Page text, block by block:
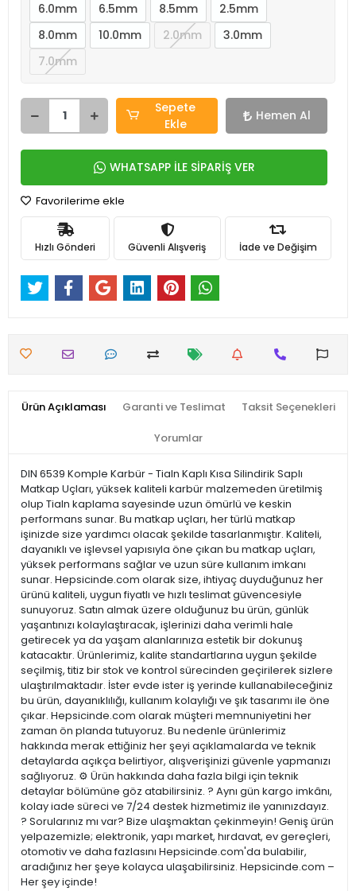
6.0mm
6.5mm 8.5mm
2.5mm
8.0mm
10.0mm 2.0mm
3.0mm
7.0mm
Sepete
Ekle
Hemen Al
WHATSAPP İLE SİPARİŞ VER
Favorilerime ekle
Hızlı Gönderi Güvenli Alışveriş İade ve Değişim
Ürün Açıklaması Garanti ve Teslimat Taksit Seçenekleri
Yorumlar
DIN 6539 Komple Karbür - Tialn Kaplı Kısa Silindirik Saplı
Matkap Uçları, yüksek kaliteli karbür malzemeden üretilmiş
olup Tialn kaplama sayesinde uzun ömürlü ve keskin
performans sunar. Bu matkap uçları, her türlü matkap
işinizde size yardımcı olacak şekilde tasarlanmıştır. Kaliteli,
dayanıklı ve işlevsel yapısıyla öne çıkan bu matkap uçları,
yüksek performans sağlar ve uzun süre kullanım imkanı
sunar. Hepsicinde.com olarak size, ihtiyaç duyduğunuz her
ürünü kaliteli, uygun fiyatlı ve hızlı teslimat güvencesiyle
sunuyoruz. Satın almak üzere olduğunuz bu ürün, günlük
yaşantınızı kolaylaştıracak, işlerinizi daha verimli hale
getirecek ya da yaşam alanlarınıza estetik bir dokunuş
katacaktır. Ürünlerimiz, kalite standartlarına uygun şekilde
seçilmiş, titiz bir stok ve kontrol sürecinden geçirilerek sizlere
ulaştırılmaktadır. İster evde ister iş yerinde kullanabileceğiniz
bu ürün, dayanıklılığı, kullanım kolaylığı ve şık tasarımı ile öne
çıkar. Hepsicinde.com olarak müşteri memnuniyetini her
zaman ön planda tutuyoruz. Bu nedenle ürünlerimiz
hakkında merak ettiğiniz her şeyi açıklamalarda ve teknik
detaylarda açıkça belirtiyor, alışverişinizi güvenle yapmanızı
sağlıyoruz. ⚙️ Ürün hakkında daha fazla bilgi için teknik
detaylar bölümüne göz atabilirsiniz. ? Aynı gün kargo imkânı,
kolay iade süreci ve 7/24 destek hizmetimiz ile yanınızdayız.
? Sorularınız mı var? Bize ulaşmaktan çekinmeyin! Geniş ürün
yelpazemizle; elektronik, yapı market, hırdavat, ev gereçleri,
otomotiv ve daha fazlasını Hepsicinde.com'da bulabilir,
aradığınız her şeye kolayca ulaşabilirsiniz. Hepsicinde.com –
Her şey içinde!